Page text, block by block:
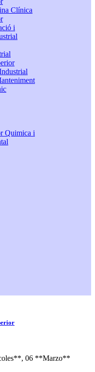
Clínica
i
Quimica i
06 **Marzo**